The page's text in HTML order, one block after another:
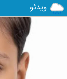
ویدئو